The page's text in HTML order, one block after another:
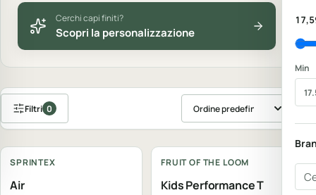
Cerchi capi finiti?
Scopri la personalizzazione
Min
Filtri 0 Ordina prodotti
Personalizzabile
SPRINTEX
Air
Personalizzabile
FRUIT OF THE LOOM
Kids Performance T